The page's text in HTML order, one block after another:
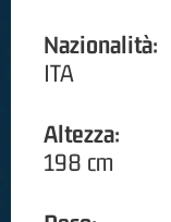
Nazionalità:
ITA
Altezza:
198 cm